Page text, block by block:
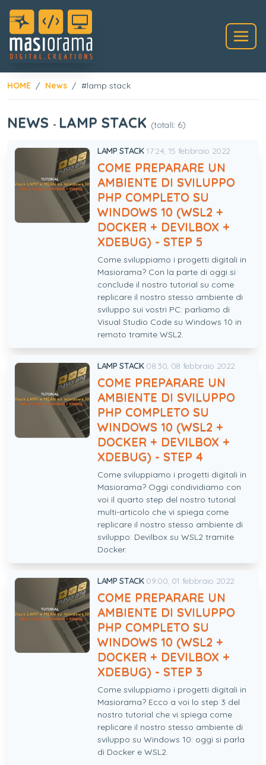
HOME News #lamp stack
NEWS - LAMP STACK (totali: 6)
LAMP STACK 17:24, 15 febbraio 2022
COME PREPARARE UN
AMBIENTE DI SVILUPPO
PHP COMPLETO SU
WINDOWS 10 (WSL2 +
DOCKER + DEVILBOX +
XDEBUG) - STEP 5
Come sviluppiamo i progetti digitali in
Masiorama? Con la parte di oggi si
conclude il nostro tutorial su come
replicare il nostro stesso ambiente di
sviluppo sui vostri PC: parliamo di
Visual Studio Code su Windows 10 in
remoto tramite WSL2.
LAMP STACK 08:30, 08 febbraio 2022
COME PREPARARE UN
AMBIENTE DI SVILUPPO
PHP COMPLETO SU
WINDOWS 10 (WSL2 +
DOCKER + DEVILBOX +
XDEBUG) - STEP 4
Come sviluppiamo i progetti digitali in
Masiorama? Oggi condividiamo con
voi il quarto step del nostro tutorial
multi-articolo che vi spiega come
replicare il nostro stesso ambiente di
sviluppo: Devilbox su WSL2 tramite
Docker.
LAMP STACK 09:00, 01 febbraio 2022
COME PREPARARE UN
AMBIENTE DI SVILUPPO
PHP COMPLETO SU
WINDOWS 10 (WSL2 +
DOCKER + DEVILBOX +
XDEBUG) - STEP 3
Come sviluppiamo i progetti digitali in
Masiorama? Ecco a voi lo step 3 del
nostro tutorial che vi spiega come
replicare il nostro stesso ambiente di
sviluppo su Windows 10: oggi si parla
di Docker e WSL2.